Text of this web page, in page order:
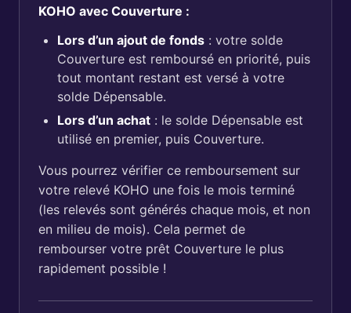
KOHO avec Couverture :
Lors d’un ajout de fonds : votre solde
Couverture est remboursé en priorité, puis
tout montant restant est versé à votre
solde Dépensable.
Lors d’un achat : le solde Dépensable est
utilisé en premier, puis Couverture.
Vous pourrez vérifier ce remboursement sur
votre relevé KOHO une fois le mois terminé
(les relevés sont générés chaque mois, et non
en milieu de mois). Cela permet de
rembourser votre prêt Couverture le plus
rapidement possible !